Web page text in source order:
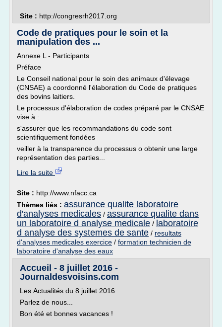
Site : http://congresrh2017.org
Code de pratiques pour le soin et la
manipulation des ...
Annexe L - Participants
Préface
Le Conseil national pour le soin des animaux d'élevage
(CNSAE) a coordonné l'élaboration du Code de pratiques
des bovins laitiers.
Le processus d'élaboration de codes préparé par le CNSAE
vise à :
s'assurer que les recommandations du code sont
scientifiquement fondées
veiller à la transparence du processus o obtenir une large
représentation des parties...
Lire la suite
Site : http://www.nfacc.ca
Thèmes liés : assurance qualite laboratoire
d'analyses medicales / assurance qualite dans
un laboratoire d analyse medicale / laboratoire
d analyse des systemes de sante / resultats
d'analyses medicales exercice / formation technicien de
laboratoire d'analyse des eaux
Accueil - 8 juillet 2016 -
Journaldesvoisins.com
Les Actualités du 8 juillet 2016
Parlez de nous...
Bon été et bonnes vacances !